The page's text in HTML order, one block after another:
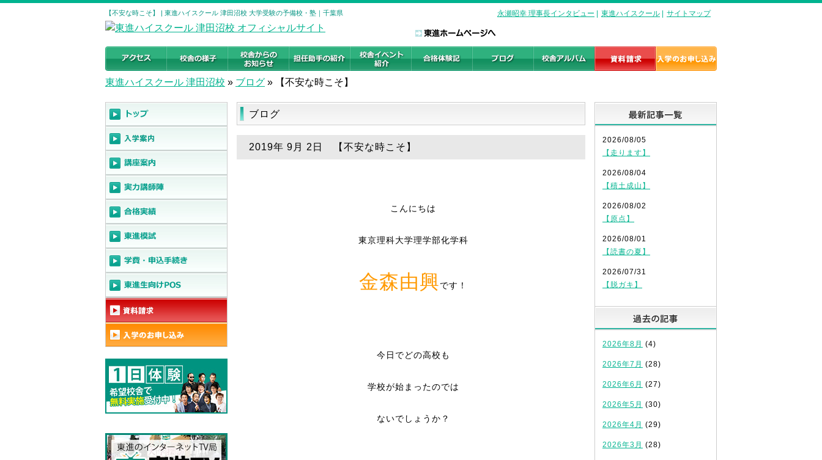
【不安な時こそ】 | 東進ハイスクール 津田沼校 大学受験の予備校・塾｜千葉県 永瀬昭幸 理事長インタビュー 東進ハイスクール サイトマップ
東進ハイスクール 津田沼校 » ブログ » 【不安な時こそ】
ブログ
2019年 9月 2日 【不安な時こそ】
こんにちは
東京理科大学理学部化学科
金森由興です！
今日でどの高校も
学校が始まったのでは
ないでしょうか？
2026/08/05
【走ります】
2026/08/04
【積土成山】
2026/08/02
【原点】
2026/08/01
【読書の夏】
2026/07/31
【脱ガキ】
2026年8月 (4)
2026年7月 (28)
2026年6月 (27)
2026年5月 (30)
2026年4月 (29)
2026年3月 (28)